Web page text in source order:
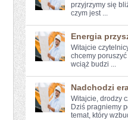
przyjrzymy się
czym jest ...
Energia
Witajcie
⁣chcemy
wciąż budzi ...
Nadchodzi
Witajcie, drodzy
Dziś pragniemy
temat, który